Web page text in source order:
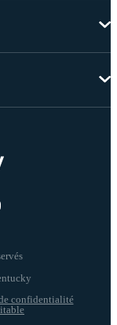
confidentialité